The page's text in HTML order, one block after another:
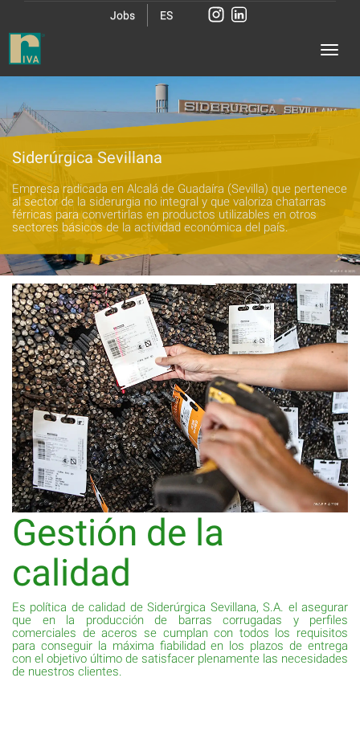
Jobs ES
Siderúrgica Sevillana
Empresa radicada en Alcalá de Guadaíra (Sevilla) que pertenece
al sector de la siderurgia no integral y que valoriza chatarras
férricas para convertirlas en productos utilizables en otros
sectores básicos de la actividad económica del país.
Gestión de la
calidad
Es política de calidad de Siderúrgica Sevillana, S.A. el asegurar
que en la producción de barras corrugadas y perfiles
comerciales de aceros se cumplan con todos los requisitos
para conseguir la máxima fiabilidad en los plazos de entrega
con el objetivo último de satisfacer plenamente las necesidades
de nuestros clientes.